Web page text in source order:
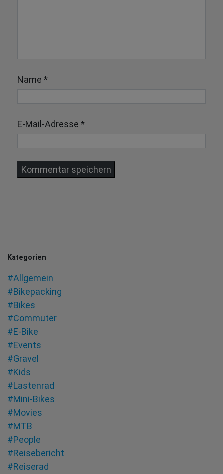
Name *
E-Mail-Adresse *
Kategorien
#Allgemein
#Bikepacking
#Bikes
#Commuter
#E-Bike
#Events
#Gravel
#Kids
#Lastenrad
#Mini-Bikes
#Movies
#MTB
#People
#Reisebericht
#Reiserad